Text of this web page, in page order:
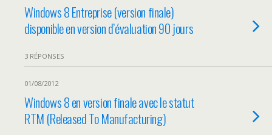
Windows 8 Entreprise (version finale)
disponible en version d’évaluation 90 jours
3 RÉPONSES
01/08/2012
Windows 8 en version finale avec le statut
RTM (Released To Manufacturing)